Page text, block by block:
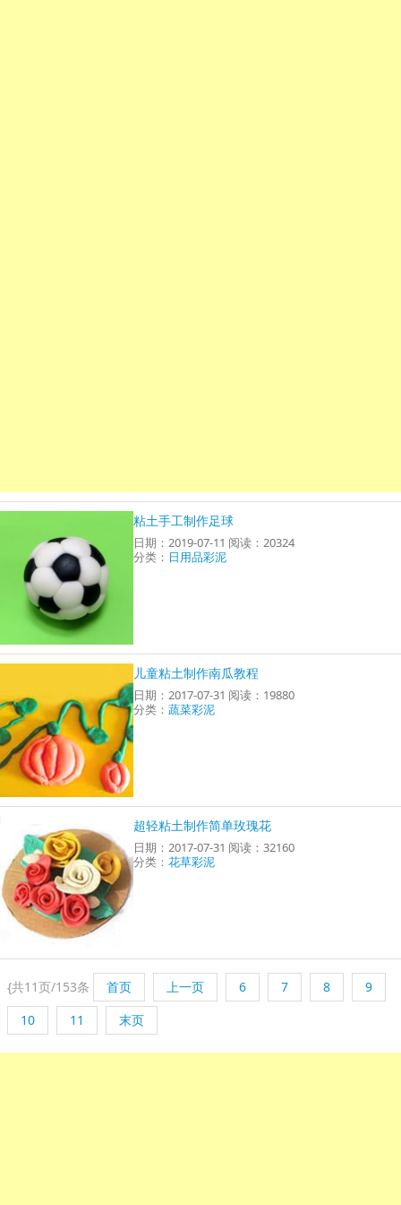
粘土手工制作足球
日期：2019-07-11 阅读：20324
分类： 日用品彩泥
儿童粘土制作南瓜教程
日期：2017-07-31 阅读：19880
分类：蔬菜彩泥
超轻粘土制作简单玫瑰花
日期：2017-07-31 阅读：32160
分类：花草彩泥
{共11页/153条 首页 上一页 6 7 8
9
10
11 末页